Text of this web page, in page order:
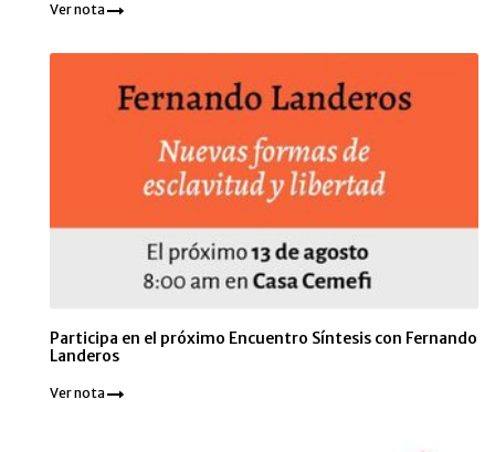
Ver nota
Participa en el próximo Encuentro Síntesis con Fernando
Landeros
Ver nota